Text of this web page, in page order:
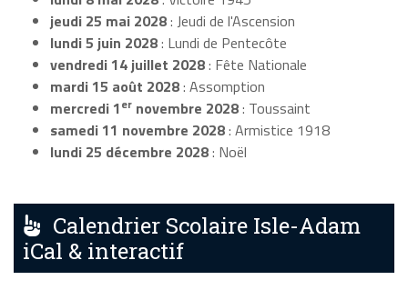
jeudi 25 mai 2028: Jeudi de l'Ascension
lundi 5 juin 2028: Lundi de Pentecôte
vendredi 14 juillet 2028: Fête Nationale
mardi 15 août 2028: Assomption
mercredi 1er novembre 2028: Toussaint
samedi 11 novembre 2028: Armistice 1918
lundi 25 décembre 2028: Noël
Calendrier Scolaire Isle-Adam
iCal & interactif